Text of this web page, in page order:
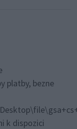
platby, bezne
k dispozici